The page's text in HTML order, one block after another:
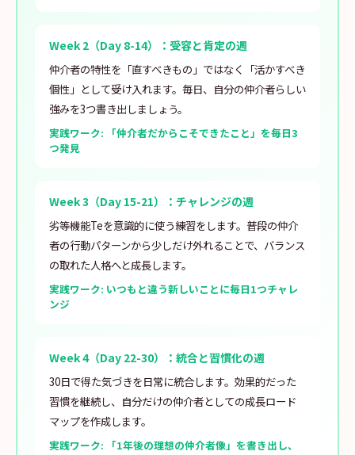
Week 2（Day 8-14）：受容と肯定の週
仲介者の特性を「直すべきもの」ではなく「活かすべき
個性」として受け入れます。毎日、自分の仲介者らしい
強みを3つ書き出しましょう。
実践ワーク: 「仲介者だからこそできたこと」を毎日3
つ発見
Week 3（Day 15-21）：チャレンジの週
劣等機能Teを意識的に使う練習をします。普段の仲介
者の行動パターンから少しだけ外れることで、バランス
の取れた人格へと成長します。
実践ワーク: いつもと違う新しいことに毎日1つチャレ
ンジ
Week 4（Day 22-30）：統合と習慣化の週
30日で得た気づきを日常に統合します。効果的だった
習慣を継続し、自分だけの仲介者としての成長ロード
マップを作成します。
実践ワーク: 「1年後の理想の仲介者像」を書き出し、